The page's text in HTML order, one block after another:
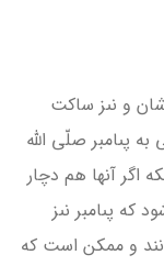
و نىز ساكت
به پىامبر صلّى الله
اگر آن­ها هم دچار
كه پىامبر نىز
و ممكن است که